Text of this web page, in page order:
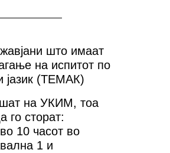
што имаат
на испитот по
јазик (ТЕМАК)
на УКИМ, тоа
го сторат:
10 часот во
1 и